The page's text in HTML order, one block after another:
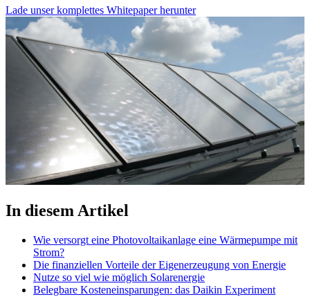
Lade unser komplettes Whitepaper herunter
In diesem Artikel
Wie versorgt eine Photovoltaikanlage eine Wärmepumpe mit
Strom?
Die finanziellen Vorteile der Eigenerzeugung von Energie
Nutze so viel wie möglich Solarenergie
Belegbare Kosteneinsparungen: das Daikin Experiment